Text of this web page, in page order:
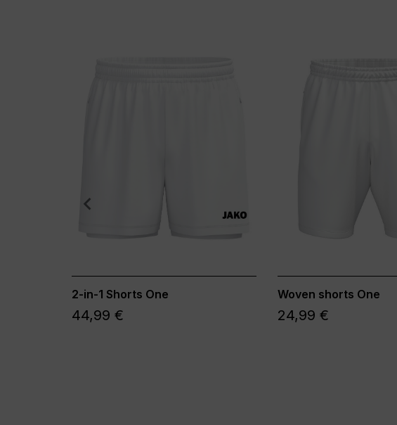
2-in-1 Shorts One
44,99 €
Woven shorts One
24,99 €